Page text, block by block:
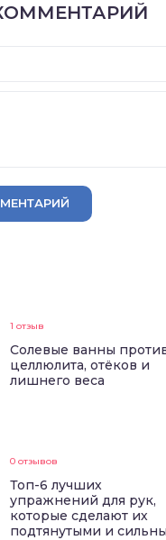
1 отзыв
Солевые ванны
целлюлита, отёков и
лишнего веса
0 отзывов
Топ-6 лучших
упражнений для рук,
которые сделают их
подтянутыми и